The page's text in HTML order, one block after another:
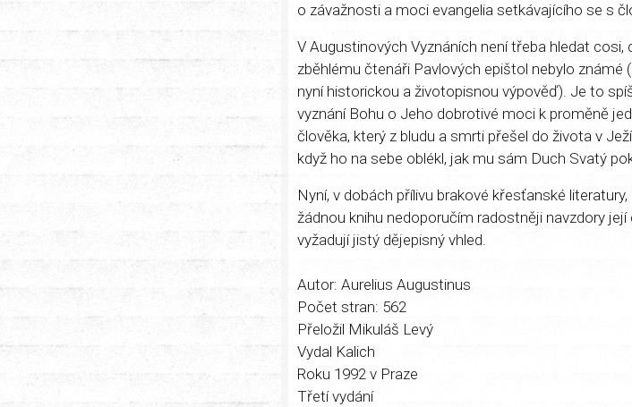
o závažnosti a moci evangelia setkávajícího se s
V Augustinových Vyznáních není třeba hledat cosi,
zběhlému čtenáři Pavlových epištol nebylo známé
nyní historickou a životopisnou výpověď). Je to
vyznání Bohu o Jeho dobrotivé moci k proměně
člověka, který z bludu a smrti přešel do života v
když ho na sebe oblékl, jak mu sám Duch Svatý
Nyní, v dobách přílivu brakové křesťanské
žádnou knihu nedoporučím radostněji navzdory
vyžadují jistý dějepisný vhled.
Autor: Aurelius Augustinus
Počet stran: 562
Přeložil Mikuláš Levý
Vydal Kalich
Roku 1992 v Praze
Třetí vydání